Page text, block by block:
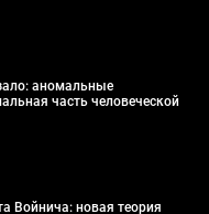
аномальные
часть человеческой
Войнича: новая теория